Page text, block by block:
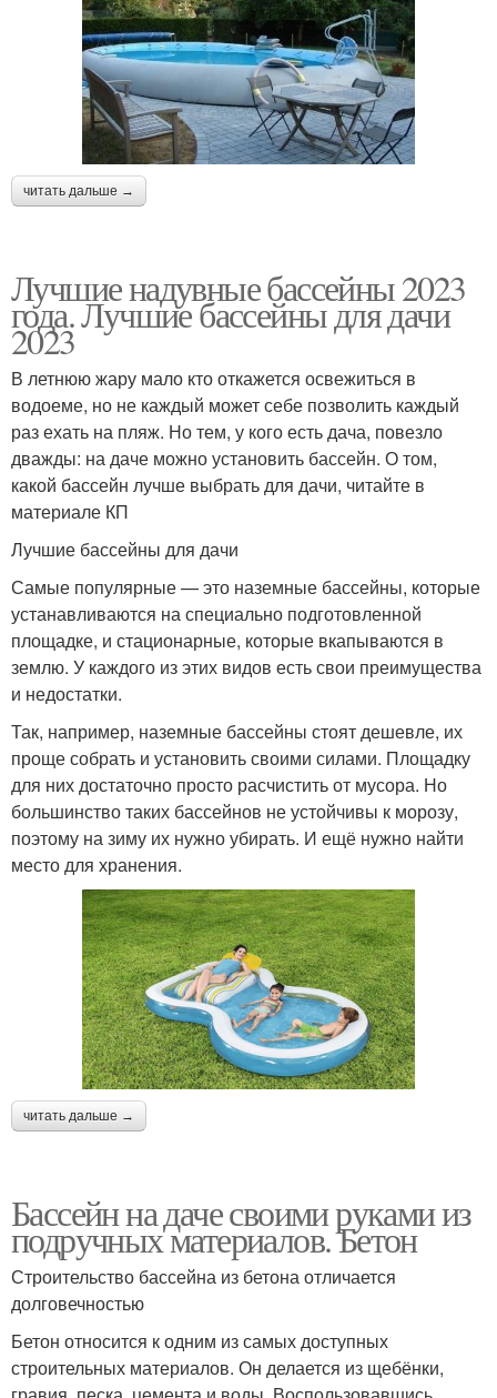
читать дальше →
Лучшие надувные бассейны 2023
года. Лучшие бассейны для дачи
2023
В летнюю жару мало кто откажется освежиться в
водоеме, но не каждый может себе позволить каждый
раз ехать на пляж. Но тем, у кого есть дача, повезло
дважды: на даче можно установить бассейн. О том,
какой бассейн лучше выбрать для дачи, читайте в
материале КП
Лучшие бассейны для дачи
Самые популярные — это наземные бассейны, которые
устанавливаются на специально подготовленной
площадке, и стационарные, которые вкапываются в
землю. У каждого из этих видов есть свои преимущества
и недостатки.
Так, например, наземные бассейны стоят дешевле, их
проще собрать и установить своими силами. Площадку
для них достаточно просто расчистить от мусора. Но
большинство таких бассейнов не устойчивы к морозу,
поэтому на зиму их нужно убирать. И ещё нужно найти
место для хранения.
читать дальше →
Бассейн на даче своими руками из
подручных материалов. Бетон
Строительство бассейна из бетона отличается
долговечностью
Бетон относится к одним из самых доступных
строительных материалов. Он делается из щебёнки,